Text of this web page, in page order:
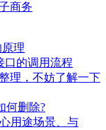
商务
理
口的调用流程
理，不妨了解一下
何删除?
用途场景、与